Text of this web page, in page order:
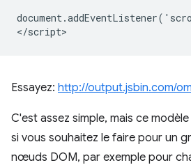
Essayez: http://output.jsbin.com/
C'est assez simple, mais ce
si vous souhaitez le faire pour un
nœuds DOM, par exemple pour